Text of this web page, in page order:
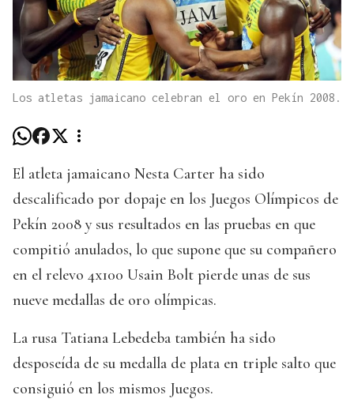
Los atletas jamaicano celebran el oro en Pekín 2008.
El atleta jamaicano Nesta Carter ha sido
descalificado por dopaje en los Juegos Olímpicos de
Pekín 2008 y sus resultados en las pruebas en que
compitió anulados, lo que supone que su compañero
en el relevo 4x100 Usain Bolt pierde unas de sus
nueve medallas de oro olímpicas.
La rusa Tatiana Lebedeba también ha sido
desposeída de su medalla de plata en triple salto que
consiguió en los mismos Juegos.